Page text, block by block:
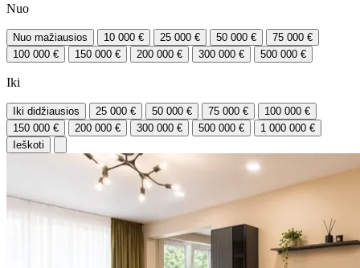
Nuo
Nuo mažiausios 10 000 € 25 000 € 50 000 €
75 000 €
100 000 €
150 000 € 200 000 € 300 000 € 500 000 €
Iki
Iki didžiausios 25 000 € 50 000 € 75 000 €
100 000 €
150 000 €
200 000 € 300 000 € 500 000 €
1 000 000 €
Ieškoti